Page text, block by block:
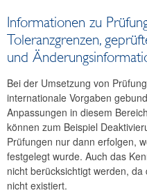
Informationen zu
Toleranzgrenzen,
und
Bei der Umsetzung von
internationale Vorgaben
Anpassungen in diesem
können zum Beispiel
Prüfungen nur dann erfolgen,
festgelegt wurde. Auch das
nicht berücksichtigt werden,
nicht existiert.